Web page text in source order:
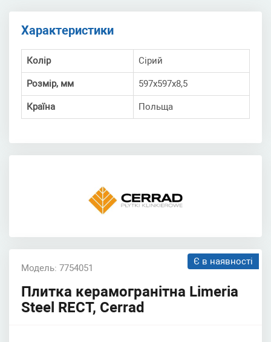
Характеристики
Колір Сірий
Розмір, мм 597x597x8,5
Країна Польща
Модель: 7754051
Є в наявності
Плитка керамогранітна Limeria
Steel RECT, Cerrad